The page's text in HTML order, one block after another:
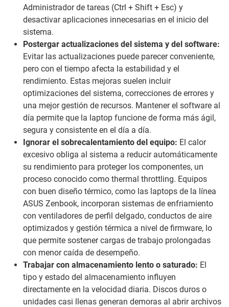
Administrador de tareas (Ctrl + Shift + Esc) y
desactivar aplicaciones innecesarias en el inicio del
sistema.
Postergar actualizaciones del sistema y del software:
Evitar las actualizaciones puede parecer conveniente,
pero con el tiempo afecta la estabilidad y el
rendimiento. Estas mejoras suelen incluir
optimizaciones del sistema, correcciones de errores y
una mejor gestión de recursos. Mantener el software al
día permite que la laptop funcione de forma más ágil,
segura y consistente en el día a día.
Ignorar el sobrecalentamiento del equipo: El calor
excesivo obliga al sistema a reducir automáticamente
su rendimiento para proteger los componentes, un
proceso conocido como thermal throttling. Equipos
con buen diseño térmico, como las laptops de la línea
ASUS Zenbook, incorporan sistemas de enfriamiento
con ventiladores de perfil delgado, conductos de aire
optimizados y gestión térmica a nivel de firmware, lo
que permite sostener cargas de trabajo prolongadas
con menor caída de desempeño.
Trabajar con almacenamiento lento o saturado: El
tipo y estado del almacenamiento influyen
directamente en la velocidad diaria. Discos duros o
unidades casi llenas generan demoras al abrir archivos